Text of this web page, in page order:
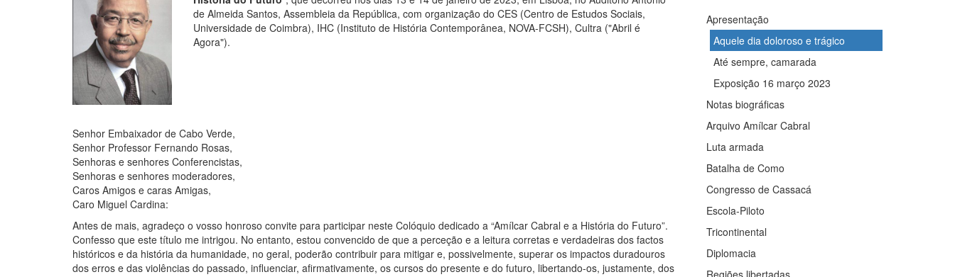
de Almeida Santos, Assembleia da República, com organização do CES (Centro de Estudos Sociais,
Universidade de Coimbra), IHC (Instituto de História Contemporânea, NOVA-FCSH), Cultra ("Abril é
Agora").
Senhor Embaixador de Cabo Verde,
Senhor Professor Fernando Rosas,
Senhoras e senhores Conferencistas,
Senhoras e senhores moderadores,
Caros Amigos e caras Amigas,
Caro Miguel Cardina:
Antes de mais, agradeço o vosso honroso convite para participar neste Colóquio dedicado a “Amílcar Cabral e a História do Futuro”.
Confesso que este título me intrigou. No entanto, estou convencido de que a perceção e a leitura corretas e verdadeiras dos factos
históricos e da história da humanidade, no geral, poderão contribuir para mitigar e, possivelmente, superar os impactos duradouros
dos erros e das violências do passado, influenciar, afirmativamente, os cursos do presente e do futuro, libertando-os, justamente, dos
Apresentação
Aquele dia doloroso e trágico
Até sempre, camarada
Exposição 16 março 2023
Notas biográficas
Arquivo Amílcar Cabral
Luta armada
Batalha de Como
Congresso de Cassacá
Escola-Piloto
Tricontinental
Diplomacia
Regiões libertadas